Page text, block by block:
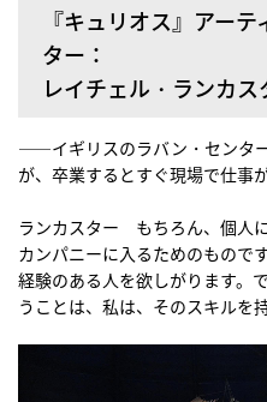
『キュリオス』アー
ター：
レイチェル・ランカ
――イギリスのラバン・センタ
が、卒業するとすぐ現場で仕事
ランカスター もちろん、個人
カンパニーに入るためのもので
経験のある人を欲しがります。
うことは、私は、そのスキルを